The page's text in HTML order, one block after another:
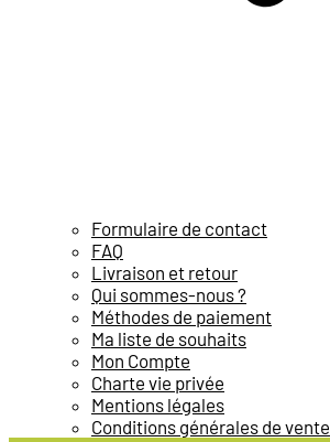
Formulaire de contact
FAQ
Livraison et retour
Qui sommes-nous ?
Méthodes de paiement
Ma liste de souhaits
Mon Compte
Charte vie privée
Mentions légales
Conditions générales de vente